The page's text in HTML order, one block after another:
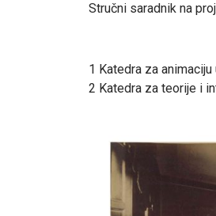
Stručni saradnik na
1 Katedrа za
2 Katedra za teorije i